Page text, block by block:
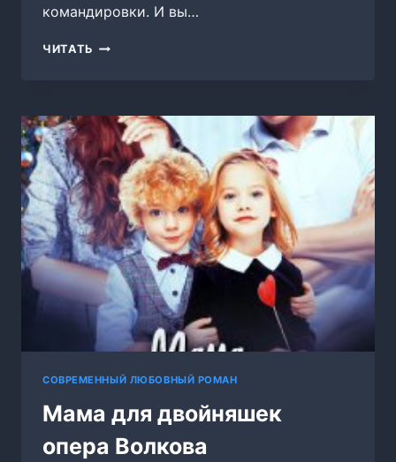
командировки. И вы…
ЧИТАТЬ ГРЕШНИКИ
СОВРЕМЕННЫЙ ЛЮБОВНЫЙ РОМАН
Мама для двойняшек
опера Волкова